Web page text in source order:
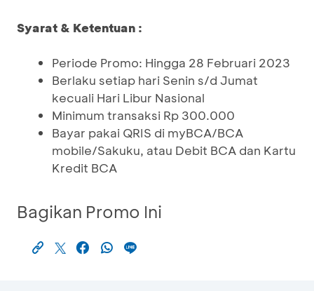
Syarat & Ketentuan :
Periode Promo: Hingga 28 Februari 2023
Berlaku setiap hari Senin s/d Jumat
kecuali Hari Libur Nasional
Minimum transaksi Rp 300.000
Bayar pakai QRIS di myBCA/BCA
mobile/Sakuku, atau Debit BCA dan Kartu
Kredit BCA
Bagikan Promo Ini